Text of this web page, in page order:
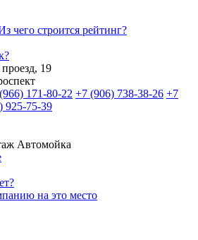
чего строится рейтинг?
19
171-80-22 +7 (906) 738-38-26 +7
925-75-39
Автомойка
на это место